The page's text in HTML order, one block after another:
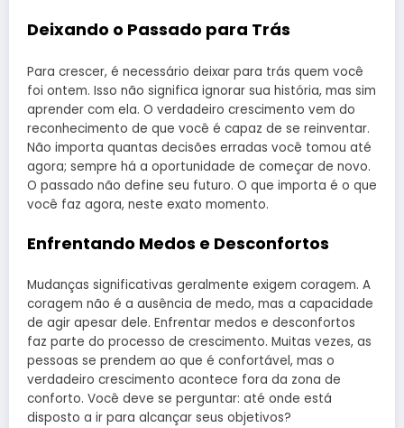
Deixando o Passado para Trás
Para crescer, é necessário deixar para trás quem você
foi ontem. Isso não significa ignorar sua história, mas sim
aprender com ela. O verdadeiro crescimento vem do
reconhecimento de que você é capaz de se reinventar.
Não importa quantas decisões erradas você tomou até
agora; sempre há a oportunidade de começar de novo.
O passado não define seu futuro. O que importa é o que
você faz agora, neste exato momento.
Enfrentando Medos e Desconfortos
Mudanças significativas geralmente exigem coragem. A
coragem não é a ausência de medo, mas a capacidade
de agir apesar dele. Enfrentar medos e desconfortos
faz parte do processo de crescimento. Muitas vezes, as
pessoas se prendem ao que é confortável, mas o
verdadeiro crescimento acontece fora da zona de
conforto. Você deve se perguntar: até onde está
disposto a ir para alcançar seus objetivos?